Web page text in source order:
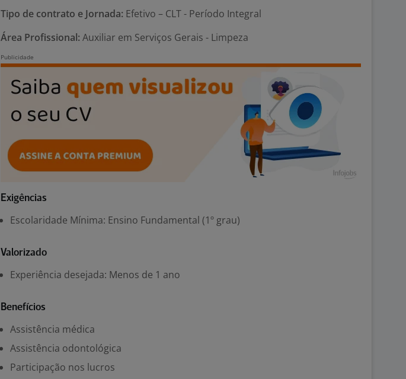
Tipo de contrato e Jornada: Efetivo – CLT - Período Integral
Área Profissional: Auxiliar em Serviços Gerais - Limpeza
Exigências
Escolaridade Mínima: Ensino Fundamental (1º grau)
Valorizado
Experiência desejada: Menos de 1 ano
Benefícios
Assistência médica
Assistência odontológica
Participação nos lucros